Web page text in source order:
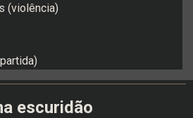
(violência)
escuridão